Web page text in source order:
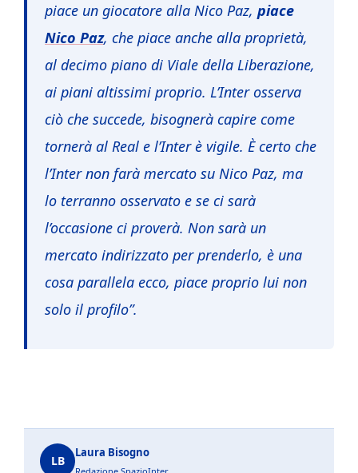
piace un giocatore alla Nico Paz, piace
Nico Paz, che piace anche alla proprietà,
al decimo piano di Viale della Liberazione,
ai piani altissimi proprio. L’Inter osserva
ciò che succede, bisognerà capire come
tornerà al Real e l’Inter è vigile. È certo che
l’Inter non farà mercato su Nico Paz, ma
lo terranno osservato e se ci sarà
l’occasione ci proverà. Non sarà un
mercato indirizzato per prenderlo, è una
cosa parallela ecco, piace proprio lui non
solo il profilo”.
LB
Laura Bisogno